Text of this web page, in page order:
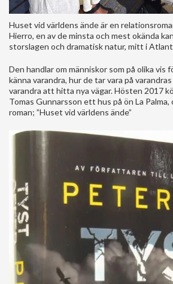
Huset vid världens ände är en
Hierro, en av de minsta och mest okända
storslagen och dramatisk natur, mitt i
Den handlar om människor som på olika vis
känna varandra, hur de tar vara på
varandra att hitta nya vägar. Hösten 2017
Tomas Gunnarsson ett hus på ön La Palma,
roman; ”Huset vid världens ände”